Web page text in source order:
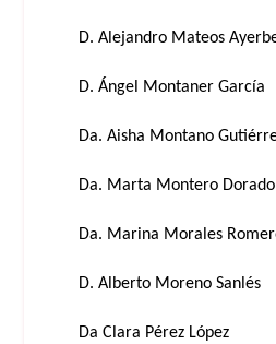
D. Alejandro Mateos
D. Ángel Montaner García
Da. Aisha Montano
Da. Marta Montero Dorado
Da. Marina Morales
D. Alberto Moreno Sanlés
Da Clara Pérez López